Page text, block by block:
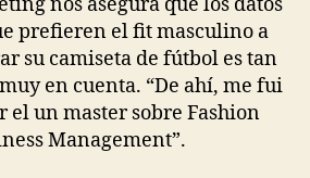
prefieren el fit masculino a
su camiseta de fútbol es tan
en cuenta. “De ahí, me fui
el un master sobre Fashion
Management”.